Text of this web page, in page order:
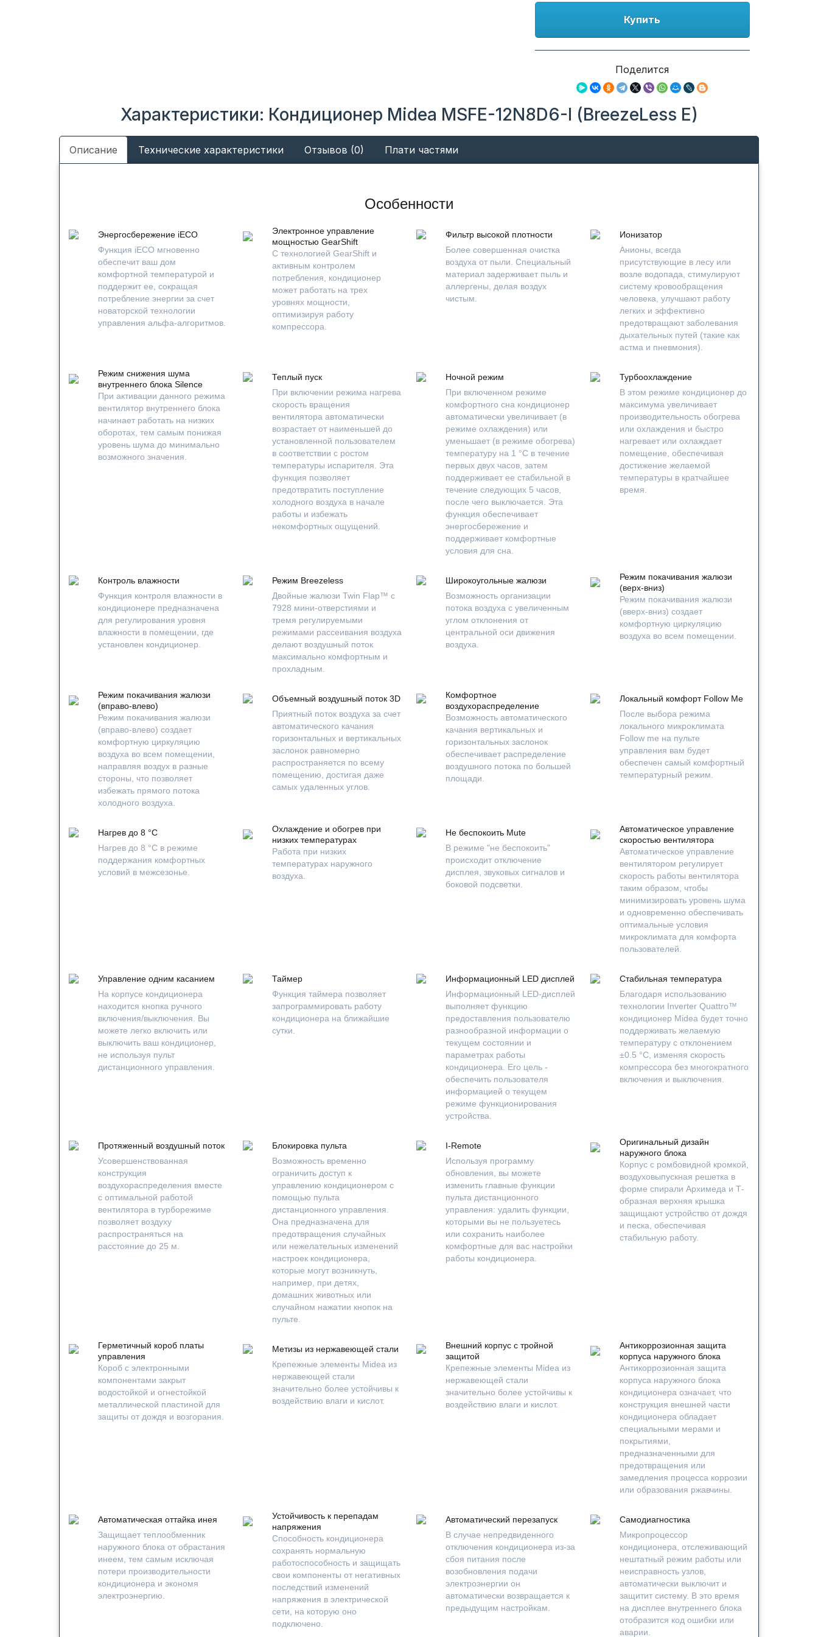
Купить
Поделится
Характеристики: Кондиционер Midea MSFE-12N8D6-I (BreezeLess E)
Описание Технические характеристики Отзывов (0) Плати частями
Особенности
Энергосбережение iЕСО
Функция iECO мгновенно
обеспечит ваш дом
комфортной температурой и
поддержит ее, сокращая
потребление энергии за счет
новаторской технологии
управления альфа-алгоритмов.
Электронное управление
мощностью GearShift
С технологией GearShift и
активным контролем
потребления, кондиционер
может работать на трех
уровнях мощности,
оптимизируя работу
компрессора.
Фильтр высокой плотности
Более совершенная очистка
воздуха от пыли. Специальный
материал задерживает пыль и
аллергены, делая воздух
чистым.
Ионизатор
Анионы, всегда
присутствующие в лесу или
возле водопада, стимулируют
систему кровообращения
человека, улучшают работу
легких и эффективно
предотвращают заболевания
дыхательных путей (такие как
астма и пневмония).
Режим снижения шума
внутреннего блока Silence
При активации данного режима
вентилятор внутреннего блока
начинает работать на низких
оборотах, тем самым понижая
уровень шума до минимально
возможного значения.
Теплый пуск
При включении режима нагрева
скорость вращения
вентилятора автоматически
возрастает от наименьшей до
установленной пользователем
в соответствии с ростом
температуры испарителя. Эта
функция позволяет
предотвратить поступление
холодного воздуха в начале
работы и избежать
некомфортных ощущений.
Ночной режим
При включенном режиме
комфортного сна кондиционер
автоматически увеличивает (в
режиме охлаждения) или
уменьшает (в режиме обогрева)
температуру на 1 °С в течение
первых двух часов, затем
поддерживает ее стабильной в
течение следующих 5 часов,
после чего выключается. Эта
функция обеспечивает
энергосбережение и
поддерживает комфортные
условия для сна.
Турбоохлаждение
В этом режиме кондиционер до
максимума увеличивает
производительность обогрева
или охлаждения и быстро
нагревает или охлаждает
помещение, обеспечивая
достижение желаемой
температуры в кратчайшее
время.
Контроль влажности
Функция контроля влажности в
кондиционере предназначена
для регулирования уровня
влажности в помещении, где
установлен кондиционер.
Режим Breezeless
Двойные жалюзи Twin Flap™ с
7928 мини-отверстиями и
тремя регулируемыми
режимами рассеивания воздуха
делают воздушный поток
максимально комфортным и
прохладным.
Широкоугольные жалюзи
Возможность организации
потока воздуха с увеличенным
углом отклонения от
центральной оси движения
воздуха.
Режим покачивания жалюзи
(верх-вниз)
Режим покачивания жалюзи
(вверх-вниз) создает
комфортную циркуляцию
воздуха во всем помещении.
Режим покачивания жалюзи
(вправо-влево)
Режим покачивания жалюзи
(вправо-влево) создает
комфортную циркуляцию
воздуха во всем помещении,
направляя воздух в разные
стороны, что позволяет
избежать прямого потока
холодного воздуха.
Объемный воздушный поток 3D
Приятный поток воздуха за счет
автоматического качания
горизонтальных и вертикальных
заслонок равномерно
распространяется по всему
помещению, достигая даже
самых удаленных углов.
Комфортное
воздухораспределение
Возможность автоматического
качания вертикальных и
горизонтальных заслонок
обеспечивает распределение
воздушного потока по большей
площади.
Локальный комфорт Follow Me
После выбора режима
локального микроклимата
Follow me на пульте
управления вам будет
обеспечен самый комфортный
температурный режим.
Нагрев до 8 °С
Нагрев до 8 °С в режиме
поддержания комфортных
условий в межсезонье.
Охлаждение и обогрев при
низких температурах
Работа при низких
температурах наружного
воздуха.
Не беспокоить Mute
В режиме "не беспокоить"
происходит отключение
дисплея, звуковых сигналов и
боковой подсветки.
Автоматическое управление
скоростью вентилятора
Автоматическое управление
вентилятором регулирует
скорость работы вентилятора
таким образом, чтобы
минимизировать уровень шума
и одновременно обеспечивать
оптимальные условия
микроклимата для комфорта
пользователей.
Управление одним касанием
На корпусе кондиционера
находится кнопка ручного
включения/выключения. Вы
можете легко включить или
выключить ваш кондиционер,
не используя пульт
дистанционного управления.
Таймер
Функция таймера позволяет
запрограммировать работу
кондиционера на ближайшие
сутки.
Информационный LED дисплей
Информационный LED-дисплей
выполняет функцию
предоставления пользователю
разнообразной информации о
текущем состоянии и
параметрах работы
кондиционера. Его цель -
обеспечить пользователя
информацией о текущем
режиме функционирования
устройства.
Стабильная температура
Благодаря использованию
технологии Inverter Quattro™
кондиционер Midea будет точно
поддерживать желаемую
температуру с отклонением
±0.5 °C, изменяя скорость
компрессора без многократного
включения и выключения.
Протяженный воздушный поток
Усовершенствованная
конструкция
воздухораспределения вместе
с оптимальной работой
вентилятора в турборежиме
позволяет воздуху
распространяться на
расстояние до 25 м.
Блокировка пульта
Возможность временно
ограничить доступ к
управлению кондиционером с
помощью пульта
дистанционного управления.
Она предназначена для
предотвращения случайных
или нежелательных изменений
настроек кондиционера,
которые могут возникнуть,
например, при детях,
домашних животных или
случайном нажатии кнопок на
пульте.
I-Remote
Используя программу
обновления, вы можете
изменить главные функции
пульта дистанционного
управления: удалить функции,
которыми вы не пользуетесь
или сохранить наиболее
комфортные для вас настройки
работы кондиционера.
Оригинальный дизайн
наружного блока
Корпус с ромбовидной кромкой,
воздуховыпускная решетка в
форме спирали Архимеда и Т-
образная верхняя крышка
защищают устройство от дождя
и песка, обеспечивая
стабильную работу.
Герметичный короб платы
управления
Короб с электронными
компонентами закрыт
водостойкой и огнестойкой
металлической пластиной для
защиты от дождя и возгорания.
Метизы из нержавеющей стали
Крепежные элементы Midea из
нержавеющей стали
значительно более устойчивы к
воздействию влаги и кислот.
Внешний корпус с тройной
защитой
Крепежные элементы Midea из
нержавеющей стали
значительно более устойчивы к
воздействию влаги и кислот.
Антикоррозионная защита
корпуса наружного блока
Антикоррозионная защита
корпуса наружного блока
кондиционера означает, что
конструкция внешней части
кондиционера обладает
специальными мерами и
покрытиями,
предназначенными для
предотвращения или
замедления процесса коррозии
или образования ржавчины.
Автоматическая оттайка инея
Защищает теплообменник
наружного блока от обрастания
инеем, тем самым исключая
потери производительности
кондиционера и экономя
электроэнергию.
Устойчивость к перепадам
напряжения
Способность кондиционера
сохранять нормальную
работоспособность и защищать
свои компоненты от негативных
последствий изменений
напряжения в электрической
сети, на которую оно
подключено.
Автоматический перезапуск
В случае непредвиденного
отключения кондиционера из-за
сбоя питания после
возобновления подачи
электроэнергии он
автоматически возвращается к
предыдущим настройкам.
Самодиагностика
Микропроцессор
кондиционера, отслеживающий
нештатный режим работы или
неисправность узлов,
автоматически выключит и
защитит систему. В это время
на дисплее внутреннего блока
отобразится код ошибки или
аварии.